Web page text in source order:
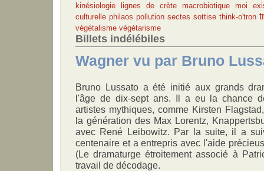
kinésiologie
lignes de crète macrobiotique moi
culturelle philaos pollution sectes sottise think-o'tron
végétalisme végétarisme
Billets indélébiles
Wagner vu par Bruno
Bruno Lussato a été initié aux grands
l'âge de dix-sept ans. Il a eu la chance
artistes mythiques, comme Kirsten
la génération des Max Lorentz,
avec René Leibowitz. Par la suite, il a
centenaire et a entrepris avec l'aide
(Le dramaturge étroitement associé à
travail de décodage.